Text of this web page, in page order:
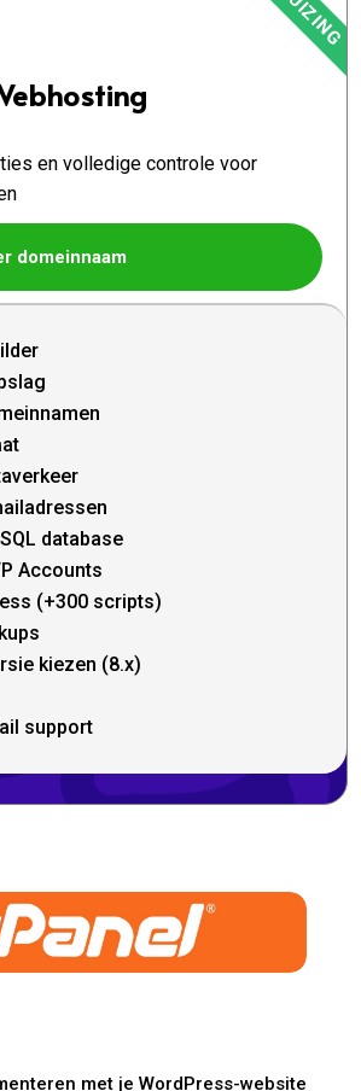
en volledige controle voor
domeinnaam
database
Accounts
(+300 scripts)
kiezen (8.x)
support
met je WordPress-website